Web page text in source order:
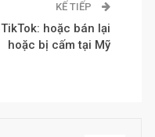
KẾ TIẾP
TikTok: hoặc bán lại
hoặc bị cấm tại Mỹ